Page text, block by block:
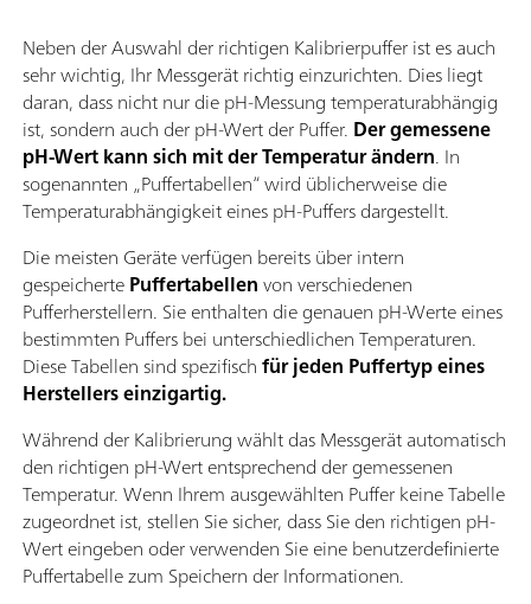
Neben der Auswahl der richtigen Kalibrierpuffer ist es auch
sehr wichtig, Ihr Messgerät richtig einzurichten. Dies liegt
daran, dass nicht nur die pH-Messung temperaturabhängig
ist, sondern auch der pH-Wert der Puffer. Der gemessene
pH-Wert kann sich mit der Temperatur ändern. In
sogenannten „Puffertabellen“ wird üblicherweise die
Temperaturabhängigkeit eines pH-Puffers dargestellt.
Die meisten Geräte verfügen bereits über intern
gespeichertePuffertabellenvon verschiedenen
Pufferherstellern. Sie enthalten die genauen pH-Werte eines
bestimmten Puffers bei unterschiedlichen Temperaturen.
Diese Tabellensind spezifischfür jeden Puffertyp eines
Herstellers einzigartig.
Während der Kalibrierung wählt das Messgerät automatisch
den richtigen pH-Wert entsprechend der gemessenen
Temperatur. Wenn Ihrem ausgewählten Puffer keine Tabelle
zugeordnet ist, stellen Sie sicher, dass Sie den richtigen pH-
Wert eingeben oder verwenden Sie eine benutzerdefinierte
Puffertabelle zum Speichern der Informationen.